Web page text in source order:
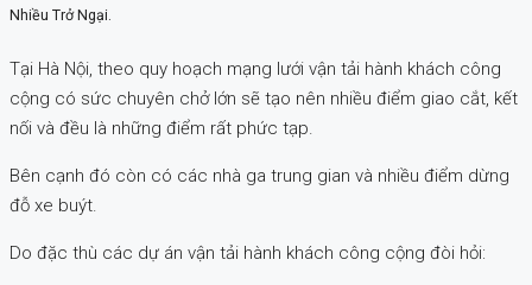
Nhiều Trở Ngại.
Tại Hà Nội, theo quy hoạch mạng lưới vận tải hành khách công
cộng có sức chuyên chở lớn sẽ tạo nên nhiều điểm giao cắt, kết
nối và đều là những điểm rất phức tạp.
Bên cạnh đó còn có các nhà ga trung gian và nhiều điểm dừng
đỗ xe buýt.
Do đặc thù các dự án vận tải hành khách công cộng đòi hỏi: